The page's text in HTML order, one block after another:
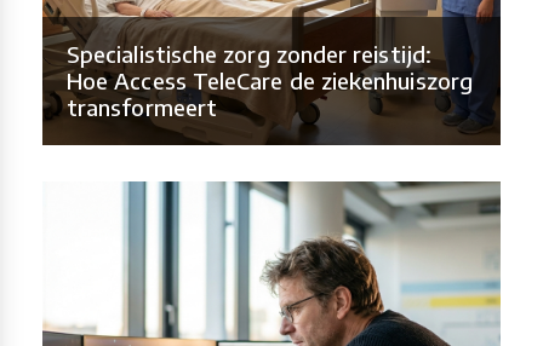
Specialistische zorg zonder reistijd:
Hoe Access TeleCare de ziekenhuiszorg
transformeert